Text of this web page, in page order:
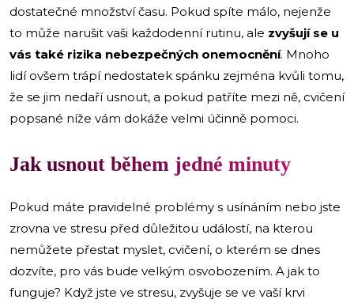
dostatečné množství času. Pokud spíte málo, nejenže
to může narušit vaši každodenní rutinu, ale zvyšují se u
vás také rizika nebezpečných onemocnění. Mnoho
lidí ovšem trápí nedostatek spánku zejména kvůli tomu,
že se jim nedaří usnout, a pokud patříte mezi ně, cvičení
popsané níže vám dokáže velmi účinně pomoci.
Jak usnout během jedné minuty
Pokud máte pravidelné problémy s usínáním nebo jste
zrovna ve stresu před důležitou událostí, na kterou
nemůžete přestat myslet, cvičení, o kterém se dnes
dozvíte, pro vás bude velkým osvobozením. A jak to
funguje? Když jste ve stresu, zvyšuje se ve vaší krvi